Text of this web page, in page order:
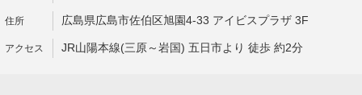
広島県広島市佐伯区旭園4-33 アイビスプラザ 3F
JR山陽本線(三原～岩国) 五日市より 徒歩 約2分